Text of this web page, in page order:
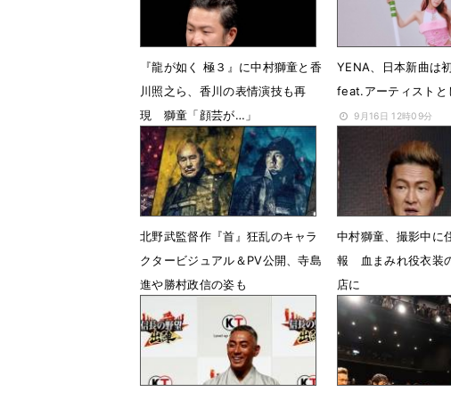
『龍が如く 極３』に中村獅童と香
川照之ら、香川の表情演技も再
現 獅童「顔芸が…」
9月24日 15時50分
YENA、日本新曲は
feat.アーティストと
9月16日 12時09分
北野武監督作『首』狂乱のキャラ
クタービジュアル＆PV公開、寺島
進や勝村政信の姿も
10月19日 08時08分
中村獅童、撮影中に
報 血まみれ役衣装
店に
9月20日 08時35分